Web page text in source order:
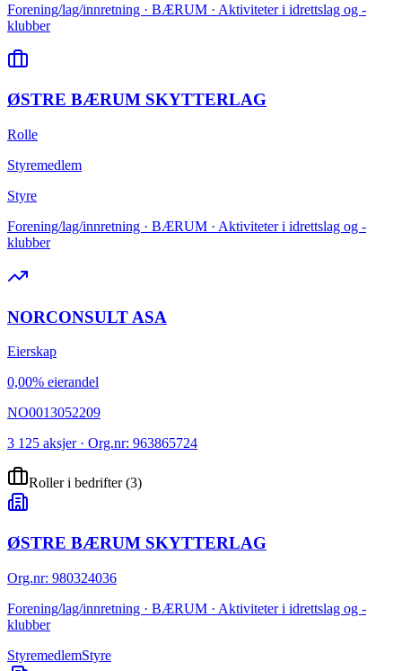
Forening/lag/innretning · BÆRUM · Aktiviteter i idrettslag og -
klubber
ØSTRE BÆRUM SKYTTERLAG
Rolle
Styremedlem
Styre
Forening/lag/innretning · BÆRUM · Aktiviteter i idrettslag og -
klubber
NORCONSULT ASA
Eierskap
0,00% eierandel
NO0013052209
3 125 aksjer · Org.nr: 963865724
Roller i bedrifter(3)
ØSTRE BÆRUM SKYTTERLAG
Org.nr: 980324036
Forening/lag/innretning · BÆRUM · Aktiviteter i idrettslag og -
klubber
StyremedlemStyre